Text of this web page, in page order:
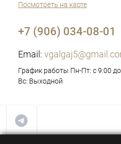
Посмотреть на карте
+7 (906) 034-08-01
Email:
График работы Пн-Пт: с 9:00
Вс: Выходной